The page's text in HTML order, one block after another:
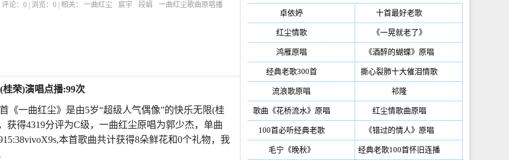
评论：0 | 浏览：0 | 相关： 一曲红尘 宸宇 段娟
一曲红尘歌曲原唱播
荣)演唱点播:99次
《一曲红尘》是由5岁“超级人气偶像”的快乐无限(桂
获得4319分评为C级，一曲红尘原唱为郭少杰，单曲
本首歌曲共计获得8朵鲜花和0个礼物，我
卓依婷 十首最好老歌
红尘情歌(296) 《一晃就老了》
鸿雁原唱 《酒醉的蝴蝶》原唱
经典老歌300首(203) 撕心裂肺十大催泪情歌
流浪歌原唱 祁隆
歌曲《花桥流水》原唱 红尘情歌曲原唱
100首必听经典老歌(150) 《错过的情人》原唱
毛宁《晚秋》 经典老歌100首怀旧连播